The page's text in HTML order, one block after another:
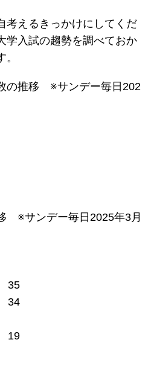
考えるきっかけにしてくだ
学入試の趨勢を調べておか
の推移 ※サンデー毎日202
※サンデー毎日2025年3月
35
34
19